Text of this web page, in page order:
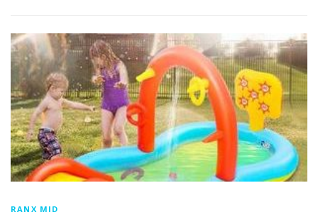
RANX MID